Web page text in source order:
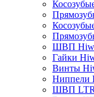
ШВП
Гайки
Винты
Ниппели
ШВП LTR